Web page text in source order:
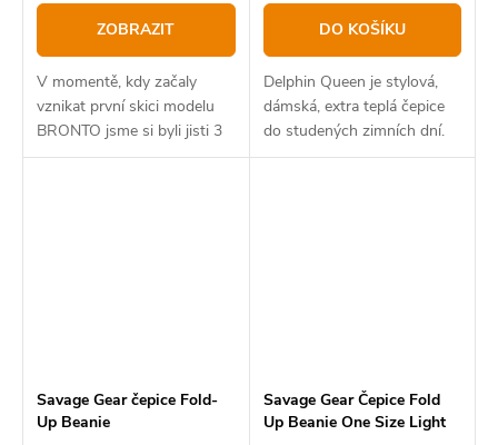
ZOBRAZIT
V momentě, kdy začaly
vznikat první skici modelu
BRONTO jsme si byli jisti 3
základními principy, na
DO KOŠÍKU
Delphin Queen je stylová,
dámská, extra teplá čepice
do studených zimních dní.
Díky svému
Savage Gear čepice Fold-
Up Beanie
Savage Gear Čepice Fold
Up Beanie One Size Light